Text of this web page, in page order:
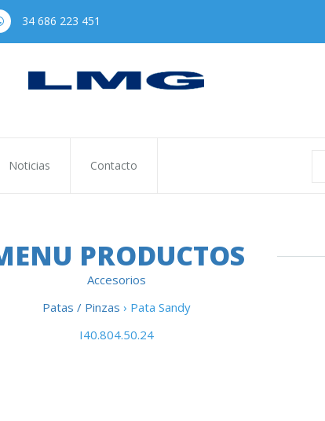
34 686 223 451
Noticias Contacto
PRODUCTOS
Accesorios
Patas / Pinzas › Pata Sandy
I40.804.50.24